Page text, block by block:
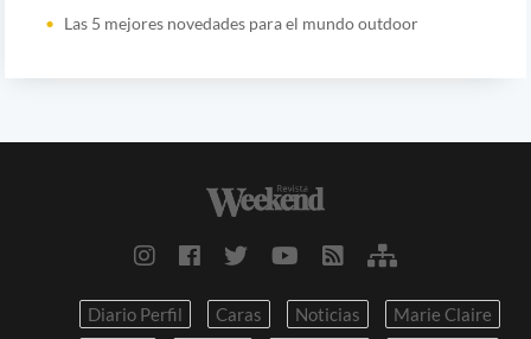
Las 5 mejores novedades para el mundo outdoor
Diario Perfil Caras Noticias
Marie Claire